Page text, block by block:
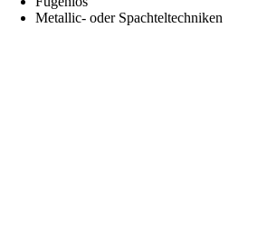
Metallic- oder Spachteltechniken